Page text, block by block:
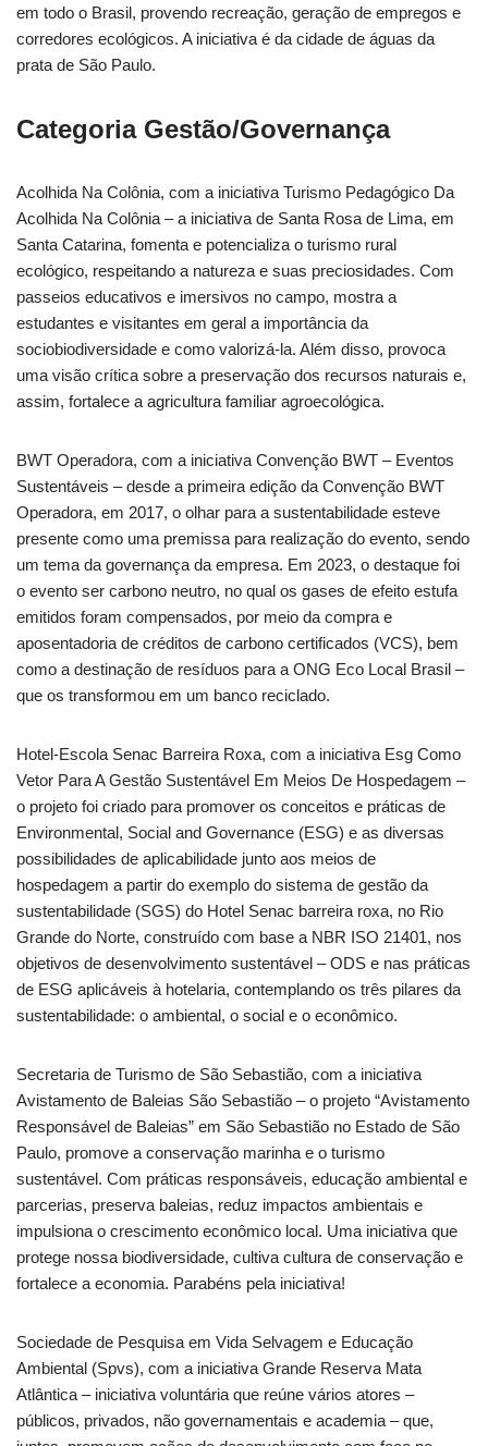
em todo o Brasil, provendo recreação, geração de empregos e
corredores ecológicos. A iniciativa é da cidade de águas da
prata de São Paulo.
Categoria Gestão/Governança
Acolhida Na Colônia, com a iniciativa Turismo Pedagógico Da
Acolhida Na Colônia – a iniciativa de Santa Rosa de Lima, em
Santa Catarina, fomenta e potencializa o turismo rural
ecológico, respeitando a natureza e suas preciosidades. Com
passeios educativos e imersivos no campo, mostra a
estudantes e visitantes em geral a importância da
sociobiodiversidade e como valorizá-la. Além disso, provoca
uma visão crítica sobre a preservação dos recursos naturais e,
assim, fortalece a agricultura familiar agroecológica.
BWT Operadora, com a iniciativa Convenção BWT – Eventos
Sustentáveis – desde a primeira edição da Convenção BWT
Operadora, em 2017, o olhar para a sustentabilidade esteve
presente como uma premissa para realização do evento, sendo
um tema da governança da empresa. Em 2023, o destaque foi
o evento ser carbono neutro, no qual os gases de efeito estufa
emitidos foram compensados, por meio da compra e
aposentadoria de créditos de carbono certificados (VCS), bem
como a destinação de resíduos para a ONG Eco Local Brasil –
que os transformou em um banco reciclado.
Hotel-Escola Senac Barreira Roxa, com a iniciativa Esg Como
Vetor Para A Gestão Sustentável Em Meios De Hospedagem –
o projeto foi criado para promover os conceitos e práticas de
Environmental, Social and Governance (ESG) e as diversas
possibilidades de aplicabilidade junto aos meios de
hospedagem a partir do exemplo do sistema de gestão da
sustentabilidade (SGS) do Hotel Senac barreira roxa, no Rio
Grande do Norte, construído com base a NBR ISO 21401, nos
objetivos de desenvolvimento sustentável – ODS e nas práticas
de ESG aplicáveis à hotelaria, contemplando os três pilares da
sustentabilidade: o ambiental, o social e o econômico.
Secretaria de Turismo de São Sebastião, com a iniciativa
Avistamento de Baleias São Sebastião – o projeto “Avistamento
Responsável de Baleias” em São Sebastião no Estado de São
Paulo, promove a conservação marinha e o turismo
sustentável. Com práticas responsáveis, educação ambiental e
parcerias, preserva baleias, reduz impactos ambientais e
impulsiona o crescimento econômico local. Uma iniciativa que
protege nossa biodiversidade, cultiva cultura de conservação e
fortalece a economia. Parabéns pela iniciativa!
Sociedade de Pesquisa em Vida Selvagem e Educação
Ambiental (Spvs), com a iniciativa Grande Reserva Mata
Atlântica – iniciativa voluntária que reúne vários atores –
públicos, privados, não governamentais e academia – que,